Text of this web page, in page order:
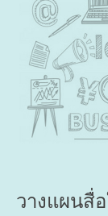
วางแผนสื่